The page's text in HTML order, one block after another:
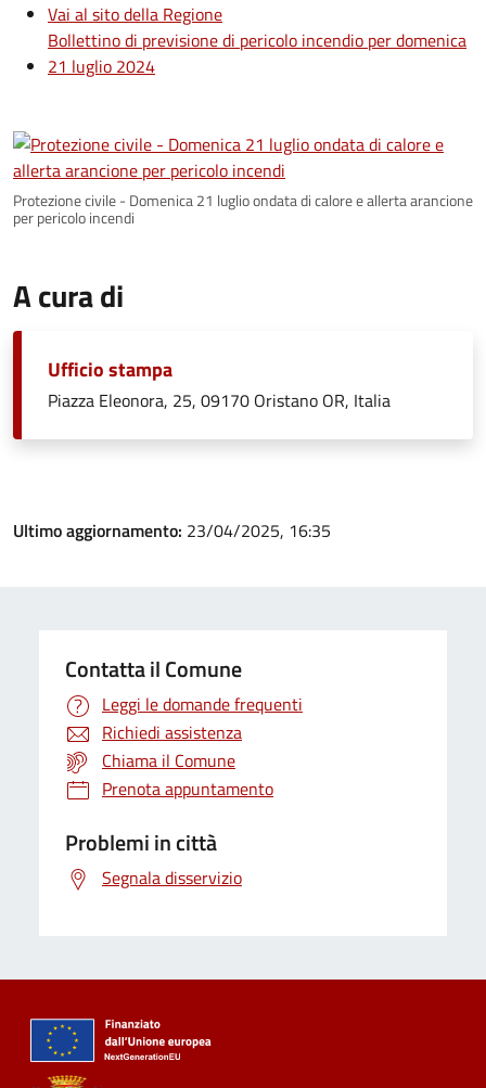
Vai al sito della Regione
Bollettino di previsione di pericolo incendio per domenica
21 luglio 2024
Protezione civile - Domenica 21 luglio ondata di calore e allerta arancione
per pericolo incendi
A cura di
Ufficio stampa
Piazza Eleonora, 25, 09170 Oristano OR, Italia
Ultimo aggiornamento: 23/04/2025, 16:35
Contatta il Comune
Leggi le domande frequenti
Richiedi assistenza
Chiama il Comune
Prenota appuntamento
Problemi in città
Segnala disservizio